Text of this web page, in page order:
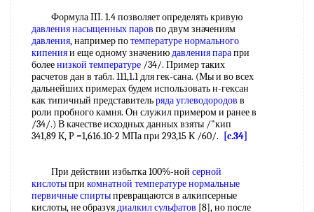
Формула III. 1.4 позволяет определять кривую
давления насыщенных паров по двум значениям
давления, например потемпературе нормального
кипенияи еще одному значениюдавления парапри
болеенизкой температуре /34/. Пример таких
расчетов дан в табл. 111,1.1 для гек-сана. (Мы и во всех
дальнейших примерах будем использовать н-гексан
как типичный представительряда углеводородов в
роли пробного камня. Он служил примером и ранее в
/34/.) В качестве исходных данных взяты /"кип
341,89 К, Р =1,616.10-2 МПа при 293,15 К /60/.
[c.34]
При действии избытка 100%-ной серной
кислотыпри комнатной температуренормальные
первичные спиртыпревращаются в алкипсерные
кислоты, не образуядиалкил сульфатов [8], но после